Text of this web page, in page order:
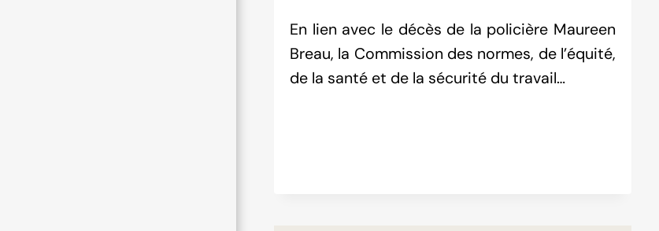
En lien avec le décès de la policière Maureen
Breau, la Commission des normes, de l’équité,
de la santé et de la sécurité du travail…